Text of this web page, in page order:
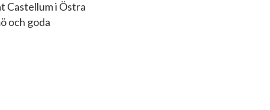
Castellum i Östra
och goda